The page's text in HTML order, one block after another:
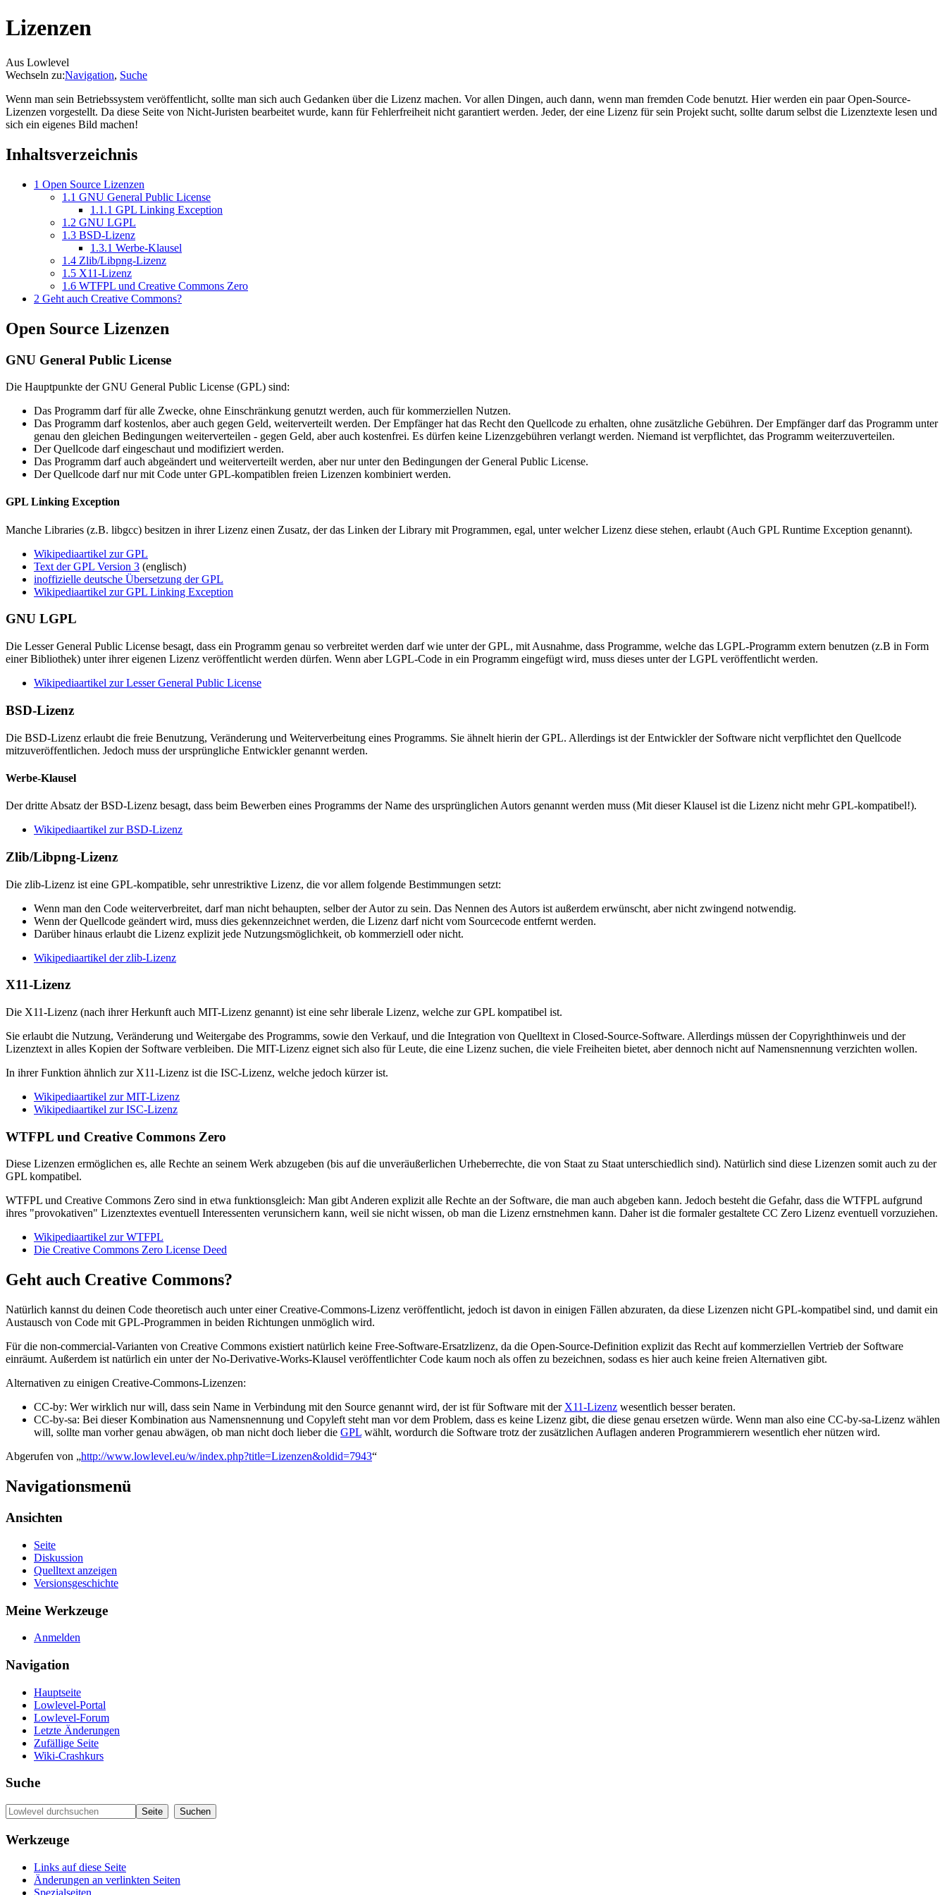
Lizenzen
Aus Lowlevel
Wechseln zu:Navigation, Suche
Wenn man sein Betriebssystem veröffentlicht, sollte man sich auch Gedanken über die Lizenz machen. Vor allen Dingen, auch dann, wenn man fremden Code benutzt. Hier werden ein paar Open-Source-
Lizenzen vorgestellt. Da diese Seite von Nicht-Juristen bearbeitet wurde, kann für Fehlerfreiheit nicht garantiert werden. Jeder, der eine Lizenz für sein Projekt sucht, sollte darum selbst die Lizenztexte lesen und
sich ein eigenes Bild machen!
Inhaltsverzeichnis
1 Open Source Lizenzen
1.1 GNU General Public License
1.1.1 GPL Linking Exception
1.2 GNU LGPL
1.3 BSD-Lizenz
1.3.1 Werbe-Klausel
1.4 Zlib/Libpng-Lizenz
1.5 X11-Lizenz
1.6 WTFPL und Creative Commons Zero
2 Geht auch Creative Commons?
Open Source Lizenzen
GNU General Public License
Die Hauptpunkte der GNU General Public License (GPL) sind:
Das Programm darf für alle Zwecke, ohne Einschränkung genutzt werden, auch für kommerziellen Nutzen.
Das Programm darf kostenlos, aber auch gegen Geld, weiterverteilt werden. Der Empfänger hat das Recht den Quellcode zu erhalten, ohne zusätzliche Gebühren. Der Empfänger darf das Programm unter
genau den gleichen Bedingungen weiterverteilen - gegen Geld, aber auch kostenfrei. Es dürfen keine Lizenzgebühren verlangt werden. Niemand ist verpflichtet, das Programm weiterzuverteilen.
Der Quellcode darf eingeschaut und modifiziert werden.
Das Programm darf auch abgeändert und weiterverteilt werden, aber nur unter den Bedingungen der General Public License.
Der Quellcode darf nur mit Code unter GPL-kompatiblen freien Lizenzen kombiniert werden.
GPL Linking Exception
Manche Libraries (z.B. libgcc) besitzen in ihrer Lizenz einen Zusatz, der das Linken der Library mit Programmen, egal, unter welcher Lizenz diese stehen, erlaubt (Auch GPL Runtime Exception genannt).
Wikipediaartikel zur GPL
Text der GPL Version 3 (englisch)
inoffizielle deutsche Übersetzung der GPL
Wikipediaartikel zur GPL Linking Exception
GNU LGPL
Die Lesser General Public License besagt, dass ein Programm genau so verbreitet werden darf wie unter der GPL, mit Ausnahme, dass Programme, welche das LGPL-Programm extern benutzen (z.B in Form
einer Bibliothek) unter ihrer eigenen Lizenz veröffentlicht werden dürfen. Wenn aber LGPL-Code in ein Programm eingefügt wird, muss dieses unter der LGPL veröffentlicht werden.
Wikipediaartikel zur Lesser General Public License
BSD-Lizenz
Die BSD-Lizenz erlaubt die freie Benutzung, Veränderung und Weiterverbeitung eines Programms. Sie ähnelt hierin der GPL. Allerdings ist der Entwickler der Software nicht verpflichtet den Quellcode
mitzuveröffentlichen. Jedoch muss der ursprüngliche Entwickler genannt werden.
Werbe-Klausel
Der dritte Absatz der BSD-Lizenz besagt, dass beim Bewerben eines Programms der Name des ursprünglichen Autors genannt werden muss (Mit dieser Klausel ist die Lizenz nicht mehr GPL-kompatibel!).
Wikipediaartikel zur BSD-Lizenz
Zlib/Libpng-Lizenz
Die zlib-Lizenz ist eine GPL-kompatible, sehr unrestriktive Lizenz, die vor allem folgende Bestimmungen setzt:
Wenn man den Code weiterverbreitet, darf man nicht behaupten, selber der Autor zu sein. Das Nennen des Autors ist außerdem erwünscht, aber nicht zwingend notwendig.
Wenn der Quellcode geändert wird, muss dies gekennzeichnet werden, die Lizenz darf nicht vom Sourcecode entfernt werden.
Darüber hinaus erlaubt die Lizenz explizit jede Nutzungsmöglichkeit, ob kommerziell oder nicht.
Wikipediaartikel der zlib-Lizenz
X11-Lizenz
Die X11-Lizenz (nach ihrer Herkunft auch MIT-Lizenz genannt) ist eine sehr liberale Lizenz, welche zur GPL kompatibel ist.
Sie erlaubt die Nutzung, Veränderung und Weitergabe des Programms, sowie den Verkauf, und die Integration von Quelltext in Closed-Source-Software. Allerdings müssen der Copyrighthinweis und der
Lizenztext in alles Kopien der Software verbleiben. Die MIT-Lizenz eignet sich also für Leute, die eine Lizenz suchen, die viele Freiheiten bietet, aber dennoch nicht auf Namensnennung verzichten wollen.
In ihrer Funktion ähnlich zur X11-Lizenz ist die ISC-Lizenz, welche jedoch kürzer ist.
Wikipediaartikel zur MIT-Lizenz
Wikipediaartikel zur ISC-Lizenz
WTFPL und Creative Commons Zero
Diese Lizenzen ermöglichen es, alle Rechte an seinem Werk abzugeben (bis auf die unveräußerlichen Urheberrechte, die von Staat zu Staat unterschiedlich sind). Natürlich sind diese Lizenzen somit auch zu der
GPL kompatibel.
WTFPL und Creative Commons Zero sind in etwa funktionsgleich: Man gibt Anderen explizit alle Rechte an der Software, die man auch abgeben kann. Jedoch besteht die Gefahr, dass die WTFPL aufgrund
ihres "provokativen" Lizenztextes eventuell Interessenten verunsichern kann, weil sie nicht wissen, ob man die Lizenz ernstnehmen kann. Daher ist die formaler gestaltete CC Zero Lizenz eventuell vorzuziehen.
Wikipediaartikel zur WTFPL
Die Creative Commons Zero License Deed
Geht auch Creative Commons?
Natürlich kannst du deinen Code theoretisch auch unter einer Creative-Commons-Lizenz veröffentlicht, jedoch ist davon in einigen Fällen abzuraten, da diese Lizenzen nicht GPL-kompatibel sind, und damit ein
Austausch von Code mit GPL-Programmen in beiden Richtungen unmöglich wird.
Für die non-commercial-Varianten von Creative Commons existiert natürlich keine Free-Software-Ersatzlizenz, da die Open-Source-Definition explizit das Recht auf kommerziellen Vertrieb der Software
einräumt. Außerdem ist natürlich ein unter der No-Derivative-Works-Klausel veröffentlichter Code kaum noch als offen zu bezeichnen, sodass es hier auch keine freien Alternativen gibt.
Alternativen zu einigen Creative-Commons-Lizenzen:
CC-by: Wer wirklich nur will, dass sein Name in Verbindung mit den Source genannt wird, der ist für Software mit der X11-Lizenz wesentlich besser beraten.
CC-by-sa: Bei dieser Kombination aus Namensnennung und Copyleft steht man vor dem Problem, dass es keine Lizenz gibt, die diese genau ersetzen würde. Wenn man also eine CC-by-sa-Lizenz wählen
will, sollte man vorher genau abwägen, ob man nicht doch lieber die GPL wählt, wordurch die Software trotz der zusätzlichen Auflagen anderen Programmierern wesentlich eher nützen wird.
Abgerufen von „http://www.lowlevel.eu/w/index.php?title=Lizenzen&oldid=7943“
Navigationsmenü
Ansichten
Seite
Diskussion
Quelltext anzeigen
Versionsgeschichte
Meine Werkzeuge
Anmelden
Navigation
Hauptseite
Lowlevel-Portal
Lowlevel-Forum
Letzte Änderungen
Zufällige Seite
Wiki-Crashkurs
Suche
Werkzeuge
Links auf diese Seite
Änderungen an verlinkten Seiten
Spezialseiten